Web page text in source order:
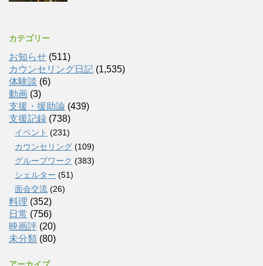
カテゴリー
お知らせ (511)
カウンセリング日記 (1,535)
体験談 (6)
動画 (3)
支援・援助論 (439)
支援記録 (738)
イベント (231)
カウンセリング (109)
グループワーク (383)
シェルター (51)
面会交流 (26)
料理 (352)
日常 (756)
映画評 (20)
未分類 (80)